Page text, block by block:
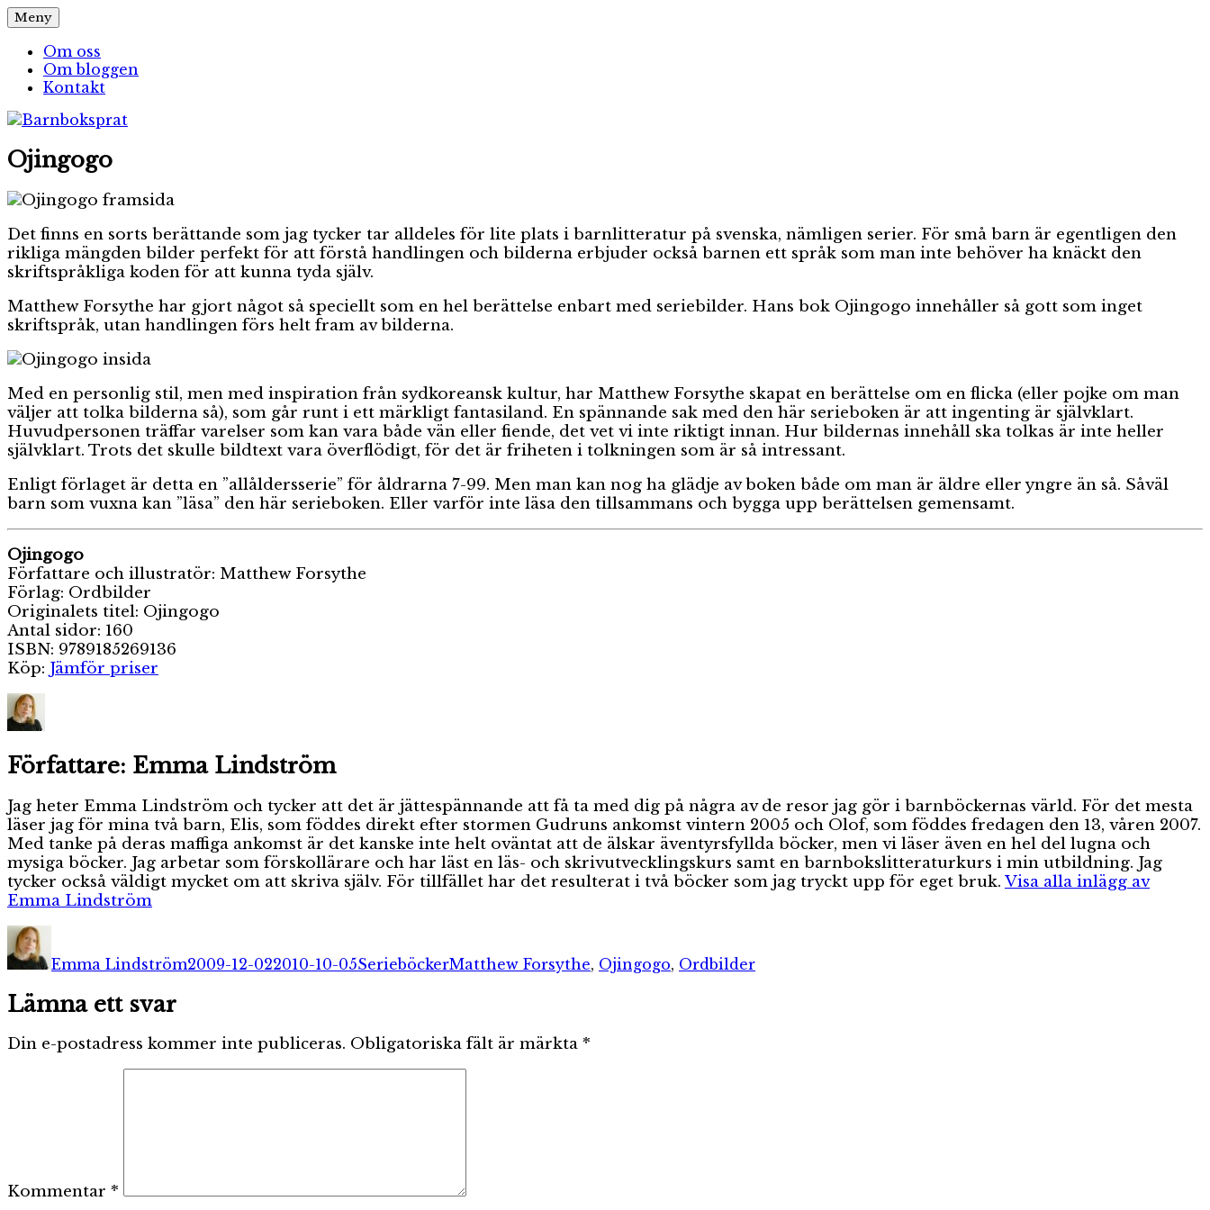
Hoppa
till
innehåll
Barnboksprat
– en blogg om barnböcker
Meny
Om oss
Om bloggen
Kontakt
Ojingogo
Det finns en sorts berättande som jag tycker tar alldeles för lite plats i barnlitteratur på svenska, nämligen serier. För små barn är egentligen den
rikliga mängden bilder perfekt för att förstå handlingen och bilderna erbjuder också barnen ett språk som man inte behöver ha knäckt den
skriftspråkliga koden för att kunna tyda själv.
Matthew Forsythe har gjort något så speciellt som en hel berättelse enbart med seriebilder. Hans bok Ojingogo innehåller så gott som inget
skriftspråk, utan handlingen förs helt fram av bilderna.
Med en personlig stil, men med inspiration från sydkoreansk kultur, har Matthew Forsythe skapat en berättelse om en flicka (eller pojke om man
väljer att tolka bilderna så), som går runt i ett märkligt fantasiland. En spännande sak med den här serieboken är att ingenting är självklart.
Huvudpersonen träffar varelser som kan vara både vän eller fiende, det vet vi inte riktigt innan. Hur bildernas innehåll ska tolkas är inte heller
självklart. Trots det skulle bildtext vara överflödigt, för det är friheten i tolkningen som är så intressant.
Enligt förlaget är detta en ”allåldersserie” för åldrarna 7-99. Men man kan nog ha glädje av boken både om man är äldre eller yngre än så. Såväl
barn som vuxna kan ”läsa” den här serieboken. Eller varför inte läsa den tillsammans och bygga upp berättelsen gemensamt.
Ojingogo
Författare och illustratör: Matthew Forsythe
Förlag: Ordbilder
Originalets titel: Ojingogo
Antal sidor: 160
ISBN: 9789185269136
Köp: Jämför priser
Författare: Emma Lindström
Jag heter Emma Lindström och tycker att det är jättespännande att få ta med dig på några av de resor jag gör i barnböckernas värld. För det mesta
läser jag för mina två barn, Elis, som föddes direkt efter stormen Gudruns ankomst vintern 2005 och Olof, som föddes fredagen den 13, våren 2007.
Med tanke på deras maffiga ankomst är det kanske inte helt oväntat att de älskar äventyrsfyllda böcker, men vi läser även en hel del lugna och
mysiga böcker. Jag arbetar som förskollärare och har läst en läs- och skrivutvecklingskurs samt en barnbokslitteraturkurs i min utbildning. Jag
tycker också väldigt mycket om att skriva själv. För tillfället har det resulterat i två böcker som jag tryckt upp för eget bruk. Visa alla inlägg av
Emma Lindström
Emma Lindström2009-12-022010-10-05SerieböckerMatthew Forsythe, Ojingogo, Ordbilder
Lämna ett svar
Din e-postadress kommer inte publiceras. Obligatoriska fält är märkta *
Kommentar *